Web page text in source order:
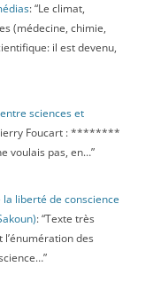
: “Le climat,
(médecine, chimie,
il est devenu,
entre sciences et
Foucart : ********
voulais pas, en…”
liberté de conscience
: “Texte très
des
”